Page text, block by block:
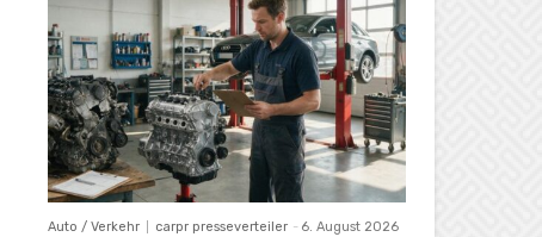
Auto / Verkehr carpr presseverteiler - 6. August 2026